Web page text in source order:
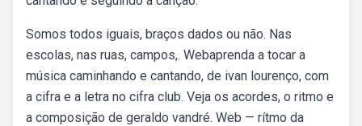
Somos todos iguais, braços dados ou não. Nas
escolas, nas ruas, campos,. Webaprenda a tocar a
música caminhando e cantando, de ivan lourenço, com
a cifra e a letra no cifra club. Veja os acordes, o ritmo e
a composição de geraldo vandré. Web — rítmo da